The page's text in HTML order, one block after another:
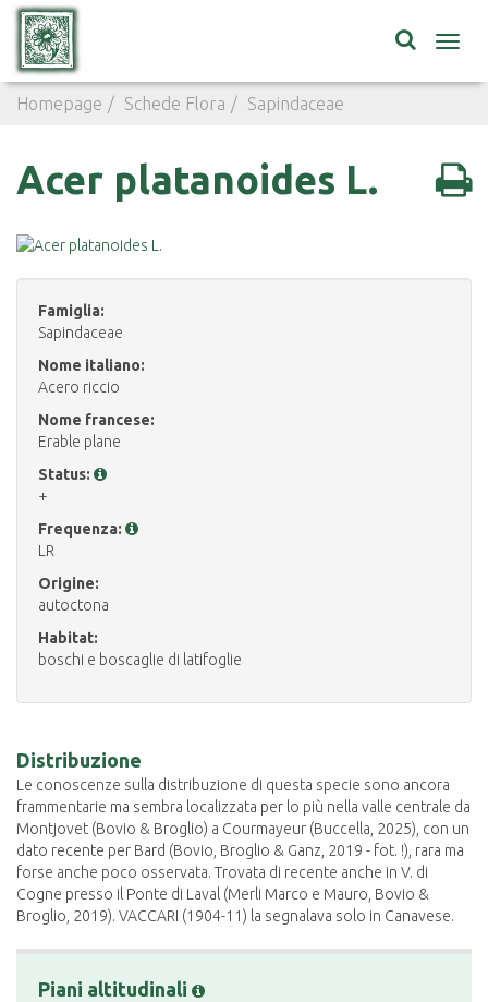
Homepage Schede Flora Sapindaceae
Acer platanoides L.
Famiglia:
Sapindaceae
Nome italiano:
Acero riccio
Nome francese:
Erable plane
Status:
+
Frequenza:
LR
Origine:
autoctona
Habitat:
boschi e boscaglie di latifoglie
Distribuzione
Le conoscenze sulla distribuzione di questa specie sono ancora
frammentarie ma sembra localizzata per lo più nella valle centrale da
Montjovet (Bovio & Broglio) a Courmayeur (Buccella, 2025), con un
dato recente per Bard (Bovio, Broglio & Ganz, 2019 - fot. !), rara ma
forse anche poco osservata. Trovata di recente anche in V. di
Cogne presso il Ponte di Laval (Merli Marco e Mauro, Bovio &
Broglio, 2019). VACCARI (1904-11) la segnalava solo in Canavese.
Piani altitudinali